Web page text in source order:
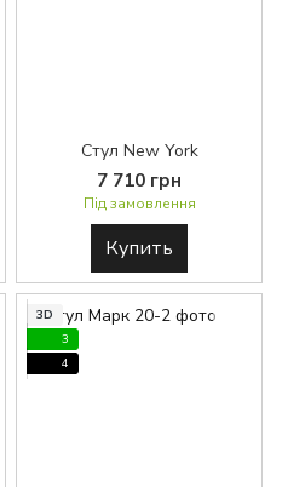
Стул New York
7 710 грн
Під замовлення
Купить
3D
3
4